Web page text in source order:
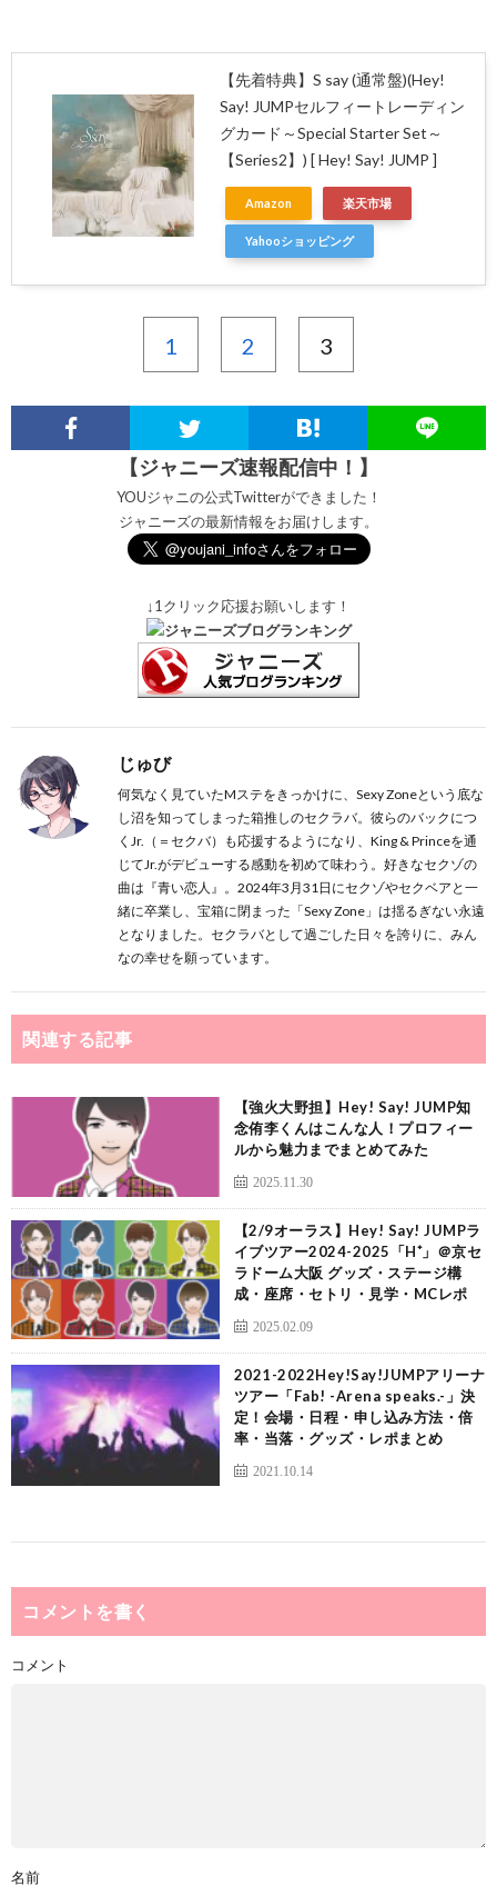
【先着特典】S say (通常盤)(Hey!
Say! JUMPセルフィートレーディン
グカード～Special Starter Set～
【Series2】) [ Hey! Say! JUMP ]
Amazon 楽天市場
Yahooショッピング
1 2 3
【ジャニーズ速報配信中！】
YOUジャニの公式Twitterができました！
ジャニーズの最新情報をお届けします。
↓1クリック応援お願いします！
じゅび
何気なく見ていたMステをきっかけに、Sexy Zoneという底な
し沼を知ってしまった箱推しのセクラバ。彼らのバックにつ
くJr.（＝セクバ）も応援するようになり、King & Princeを通
じてJr.がデビューする感動を初めて味わう。好きなセクゾの
曲は『青い恋人』。2024年3月31日にセクゾやセクベアと一
緒に卒業し、宝箱に閉まった「Sexy Zone」は揺るぎない永遠
となりました。セクラバとして過ごした日々を誇りに、みん
なの幸せを願っています。
関連する記事
【強火大野担】Hey! Say! JUMP知
念侑李くんはこんな人！プロフィー
ルから魅力までまとめてみた
2025.11.30
【2/9オーラス】Hey! Say! JUMPラ
イブツアー2024-2025「H⁺」＠京セ
ラドーム大阪 グッズ・ステージ構
成・座席・セトリ・見学・MCレポ
2025.02.09
2021-2022Hey!Say!JUMPアリーナ
ツアー「Fab! -Arena speaks.-」決
定！会場・日程・申し込み方法・倍
率・当落・グッズ・レポまとめ
2021.10.14
コメントを書く
コメント
名前